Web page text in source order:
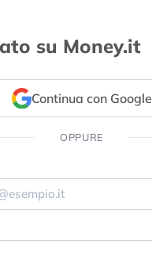
su Money.it
Continua con Google
OPPURE